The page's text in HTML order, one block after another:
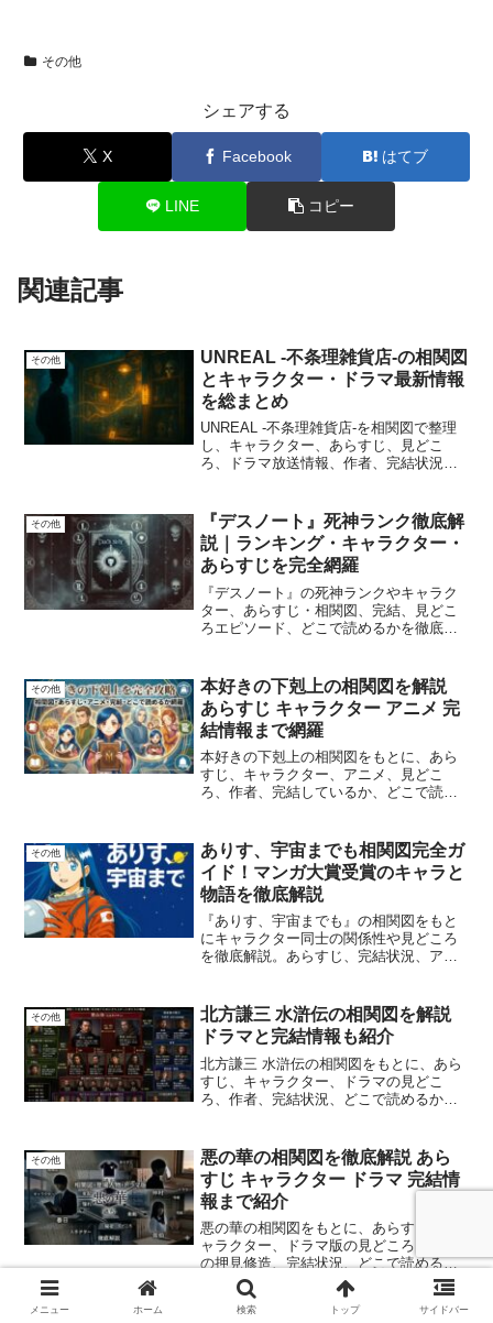
その他
シェアする
X Facebook はてブ
LINE コピー
関連記事
その他
UNREAL -不条理雑貨店-の相関図
とキャラクター・ドラマ最新情報
を総まとめ
UNREAL -不条理雑貨店-を相関図で整理
し、キャラクター、あらすじ、見どこ
ろ、ドラマ放送情報、作者、完結状況、
その他
『デスノート』死神ランク徹底解
説｜ランキング・キャラクター・
あらすじを完全網羅
『デスノート』の死神ランクやキャラク
ター、あらすじ・相関図、完結、見どこ
ろエピソード、どこで読めるかを徹底検
その他
本好きの下剋上の相関図を解説
あらすじ キャラクター アニメ 完
結情報まで網羅
本好きの下剋上の相関図をもとに、あら
すじ、キャラクター、アニメ、見どこ
ろ、作者、完結しているか、どこで読め
その他
ありす、宇宙までも相関図完全ガ
イド！マンガ大賞受賞のキャラと
物語を徹底解説
『ありす、宇宙までも』の相関図をもと
にキャラクター同士の関係性や見どころ
を徹底解説。あらすじ、完結状況、アニ
その他
北方謙三 水滸伝の相関図を解説
ドラマと完結情報も紹介
北方謙三 水滸伝の相関図をもとに、あら
すじ、キャラクター、ドラマの見どこ
ろ、作者、完結状況、どこで読めるかを
その他
悪の華の相関図を徹底解説 あら
すじ キャラクター ドラマ 完結情
報まで紹介
悪の華の相関図をもとに、あらすじ、キ
ャラクター、ドラマ版の見どころ、作者
の押見修造、完結状況、どこで読めるか
までわかりやすく解説します。原作と映
像版の違いもまとめてチェックできま
メニュー ホーム 検索 トップ サイドバー